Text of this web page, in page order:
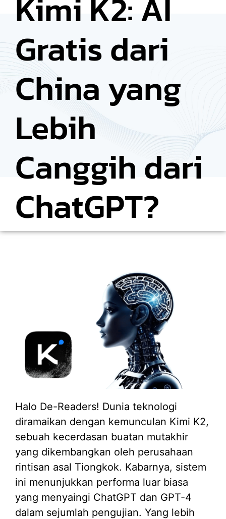
Gratis dari
China yang
Lebih
Canggih dari
ChatGPT?
Halo De-Readers! Dunia teknologi
diramaikan dengan kemunculan Kimi K2,
sebuah kecerdasan buatan mutakhir
yang dikembangkan oleh perusahaan
rintisan asal Tiongkok. Kabarnya, sistem
ini menunjukkan performa luar biasa
yang menyaingi ChatGPT dan GPT-4
dalam sejumlah pengujian. Yang lebih